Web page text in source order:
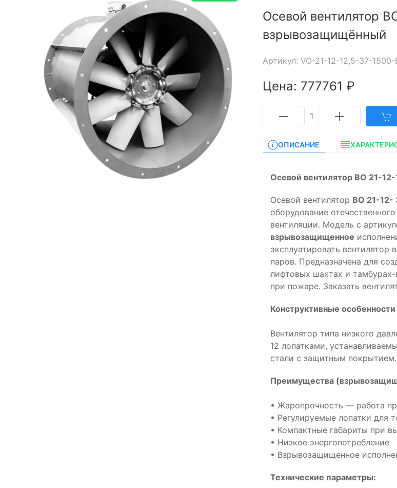
Осевой вентилятор
взрывозащищённый
Артикул: VO-21-12-12,5-37-1500-
Цена: 777761 ₽
1
ОПИСАНИЕ
Осевой вентилятор ВО 21-
Осевой вентилятор ВО 21-12-
оборудование
вентиляции. Модель с
взрывозащищенное
эксплуатировать
паров. Предназначена для
лифтовых шахтах и
при пожаре. Заказать
Конструктивные
Вентилятор типа низкого
12 лопатками,
стали с защитным покрытием.
Преимущества
• Жаропрочность — работа
• Регулируемые лопатки для
• Компактные габариты при
• Низкое энергопотребление
• Взрывозащищенное
Технические параметры: